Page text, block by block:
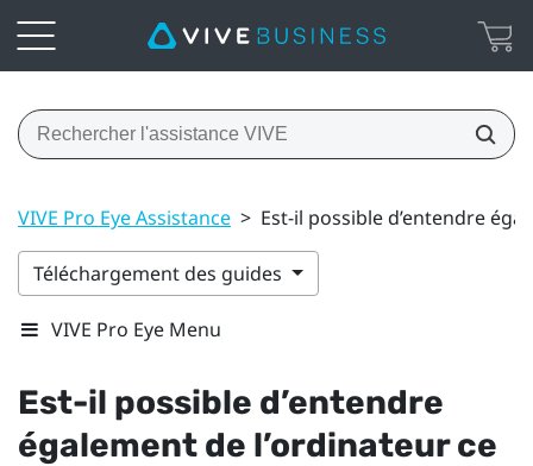
VIVE Pro Eye Assistance > Est-il possible d’entendre
Téléchargement des guides
VIVE Pro Eye Menu
Est-il possible d’entendre
également de l’ordinateur ce